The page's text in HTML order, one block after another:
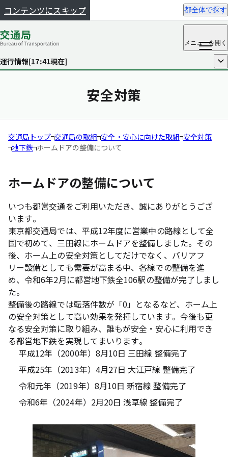
コンテンツにスキップ 都全体で探す
メニューを開く
運行情報[17:41現在] 開く
安全対策
交通局トップ 交通局の取組 安全・安心に向けた取組 安全対策
地下鉄 ホームドアの整備について
ホームドアの整備について
いつも都営交通をご利用いただき、誠にありがとうござ
います。
東京都交通局では、平成12年度に営業中の路線として全
国で初めて、三田線にホームドアを整備しました。その
後、ホーム上の安全対策としてだけでなく、バリアフ
リー設備としても需要が高まる中、各線での整備を進
め、令和6年2月に都営地下鉄全106駅の整備が完了しまし
た。
整備後の路線では転落件数が「0」となるなど、ホーム上
の安全対策として高い効果を発揮しています。今後も更
なる安全対策に取り組み、誰もが安全・安心に利用でき
る都営地下鉄を実現してまいります。
平成12年（2000年）8月10日 三田線 整備完了
平成25年（2013年）4月27日 大江戸線 整備完了
令和元年（2019年）8月10日 新宿線 整備完了
令和6年（2024年）2月20日 浅草線 整備完了